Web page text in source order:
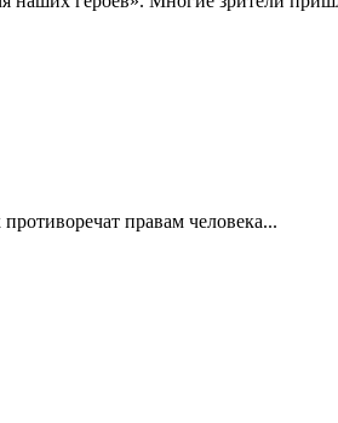
правам человека...